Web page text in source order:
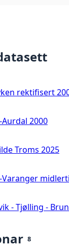
rektifisert
2000
Troms 2025
- Tjølling -
8